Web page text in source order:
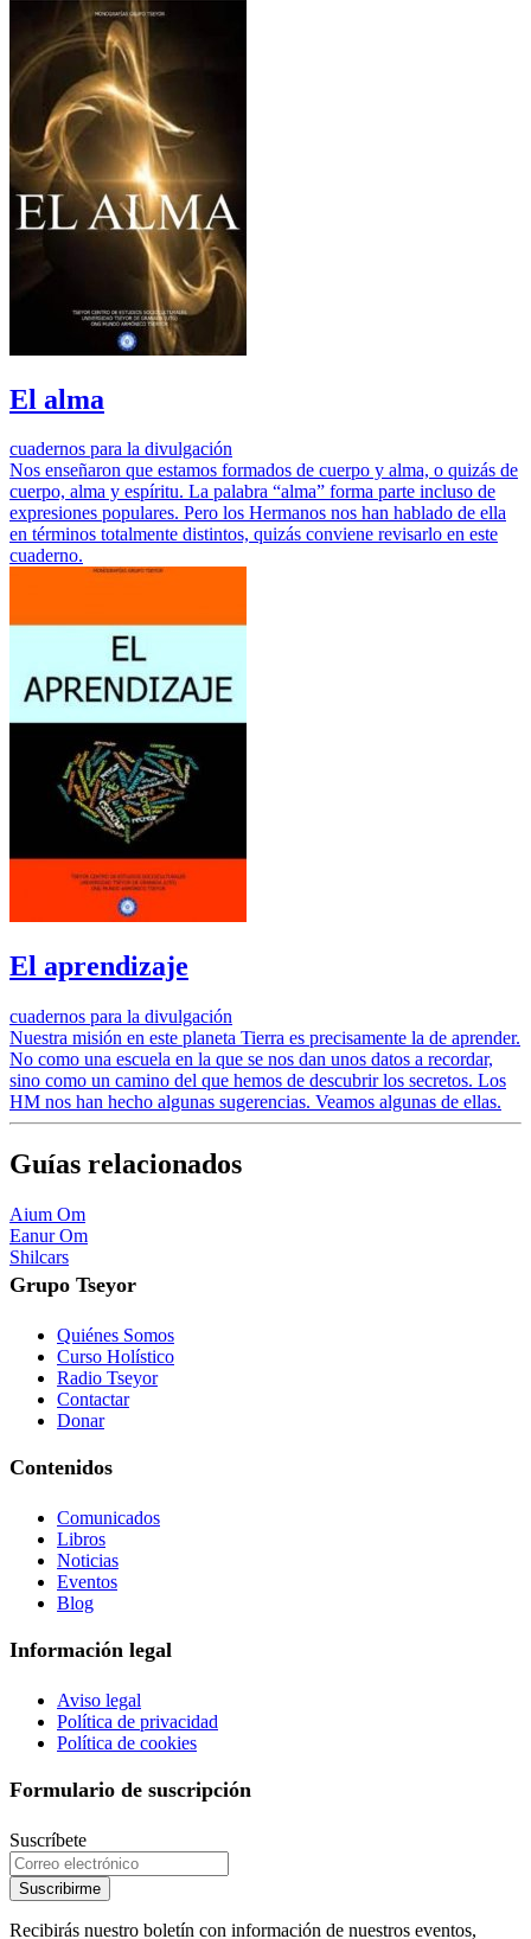
El alma
cuadernos para la divulgación
Nos enseñaron que estamos formados de cuerpo y alma, o quizás de
cuerpo, alma y espíritu. La palabra “alma” forma parte incluso de
expresiones populares. Pero los Hermanos nos han hablado de ella
en términos totalmente distintos, quizás conviene revisarlo en este
cuaderno.
El aprendizaje
cuadernos para la divulgación
Nuestra misión en este planeta Tierra es precisamente la de aprender.
No como una escuela en la que se nos dan unos datos a recordar,
sino como un camino del que hemos de descubrir los secretos. Los
HM nos han hecho algunas sugerencias. Veamos algunas de ellas.
Guías relacionados
Aium Om
Eanur Om
Shilcars
Grupo Tseyor
Quiénes Somos
Curso Holístico
Radio Tseyor
Contactar
Donar
Contenidos
Comunicados
Libros
Noticias
Eventos
Blog
Información legal
Aviso legal
Política de privacidad
Política de cookies
Formulario de suscripción
Suscríbete
Suscribirme
Recibirás nuestro boletín con información de nuestros eventos,